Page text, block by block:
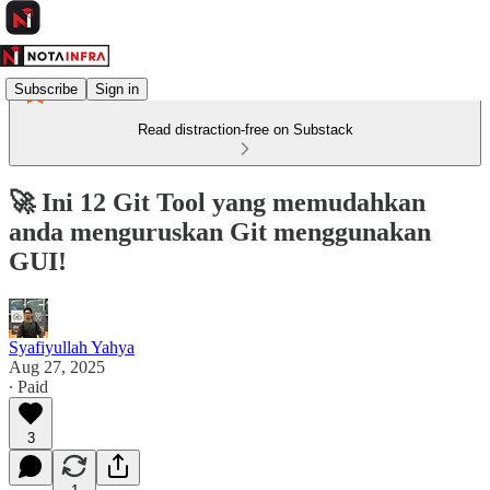
Subscribe Sign in
Read distraction-free on Substack
🚀 Ini 12 Git Tool yang memudahkan
anda menguruskan Git menggunakan
GUI!
Syafiyullah Yahya
Aug 27, 2025
∙ Paid
3